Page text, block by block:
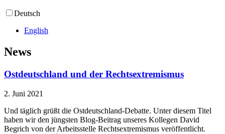
Deutsch
English
News
Ostdeutschland und der Rechtsextremismus
2. Juni 2021
Und täglich grüßt die Ostdeutschland-Debatte. Unter diesem Titel
haben wir den jüngsten Blog-Beitrag unseres Kollegen David
Begrich von der Arbeitsstelle Rechtsextremismus veröffentlicht.